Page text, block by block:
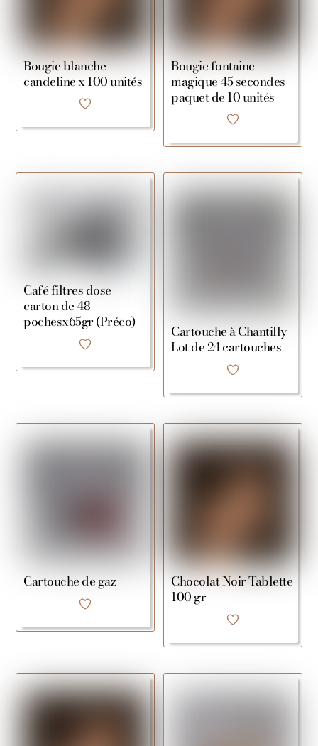
Bougie blanche
candeline x 100 unités
Bougie fontaine
magique 45 secondes
paquet de 10 unités
Café filtres dose
carton de 48
pochesx65gr (Préco)
Cartouche à Chantilly
Lot de 24 cartouches
Cartouche de gaz
Chocolat Noir Tablette
100 gr